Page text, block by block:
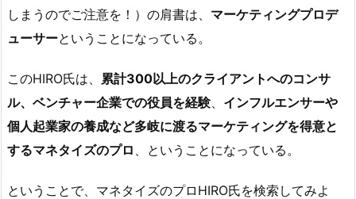
しまうのでご注意を！）の肩書は、 マーケティングプロデ
ューサーということになっている。
このHIRO氏は、 累計300以上のクライアントへのコンサ
ル、ベンチャー企業での役員を経験、 インフルエンサーや
個人起業家の養成など多岐に渡るマーケティングを得意と
するマネタイズのプロ 、ということになっている。
ということで、マネタイズのプロHIRO氏を検索してみよ